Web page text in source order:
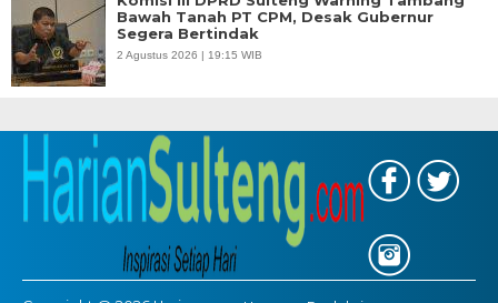
Bawah Tanah PT CPM, Desak Gubernur
Segera Bertindak
2 Agustus 2026 | 19:15 WIB